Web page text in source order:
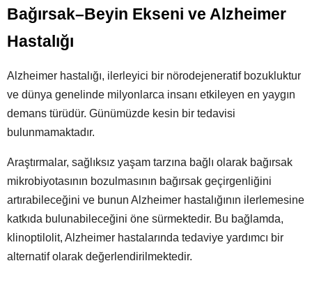
Bağırsak–Beyin Ekseni ve Alzheimer
Hastalığı
Alzheimer hastalığı, ilerleyici bir nörodejeneratif bozukluktur
ve dünya genelinde milyonlarca insanı etkileyen en yaygın
demans türüdür. Günümüzde kesin bir tedavisi
bulunmamaktadır.
Araştırmalar, sağlıksız yaşam tarzına bağlı olarak bağırsak
mikrobiyotasının bozulmasının bağırsak geçirgenliğini
artırabileceğini ve bunun Alzheimer hastalığının ilerlemesine
katkıda bulunabileceğini öne sürmektedir. Bu bağlamda,
klinoptilolit, Alzheimer hastalarında tedaviye yardımcı bir
alternatif olarak değerlendirilmektedir.